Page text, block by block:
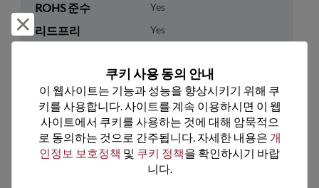
ROHS 준수 Yes
리드프리 Yes
250
기술 카테고리 Processor & Peripheral
기술 하위 카테고리 Microcontroller & SoC
기술 그룹 Wireless SOCs
거부 및 닫기
쿠키 사용 동의 안내
이 웹사이트는 기능과 성능을 향상시키기 위해 쿠
키를 사용합니다. 사이트를 계속 이용하시면 이 웹
사이트에서 쿠키를 사용하는 것에 대해 암묵적으
로 동의하는 것으로 간주됩니다. 자세한 내용은 개
인정보 보호정책 및 쿠키 정책을 확인하시기 바랍
니다.